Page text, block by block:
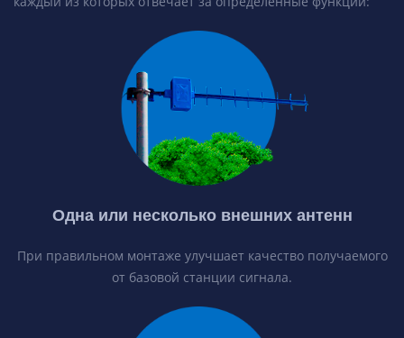
Одна или несколько внешних антенн
При правильном монтаже улучшает качество получаемого
от базовой станции сигнала.